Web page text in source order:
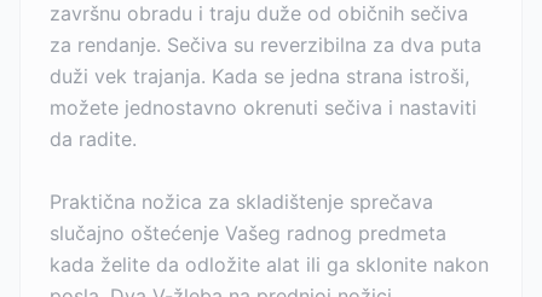
završnu obradu i traju duže od običnih sečiva
za rendanje. Sečiva su reverzibilna za dva puta
duži vek trajanja. Kada se jedna strana istroši,
možete jednostavno okrenuti sečiva i nastaviti
da radite.
Praktična nožica za skladištenje sprečava
slučajno oštećenje Vašeg radnog predmeta
kada želite da odložite alat ili ga sklonite nakon